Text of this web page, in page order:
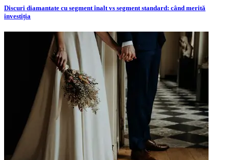
Discuri diamantate cu segment înalt vs segment standard: când merită
investiția